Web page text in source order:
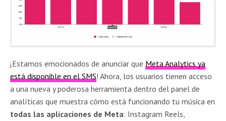
¡Estamos emocionados de anunciar queMeta Analytics ya
está disponible en el SMS! Ahora, los usuarios tienen acceso
a una nueva y poderosa herramienta dentro del panel de
analíticas que muestra cómo está funcionando tu música en
todas las aplicaciones de Meta: Instagram Reels,